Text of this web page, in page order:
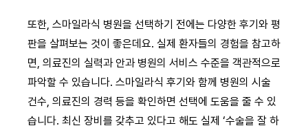
또한, 스마일라식 병원을 선택하기 전에는 다양한 후기와 평
판을 살펴보는 것이 좋은데요. 실제 환자들의 경험을 참고하
면, 의료진의 실력과 안과 병원의 서비스 수준을 객관적으로
파악할 수 있습니다. 스마일라식 후기와 함께 병원의 시술
건수, 의료진의 경력 등을 확인하면 선택에 도움을 줄 수 있
습니다. 최신 장비를 갖추고 있다고 해도 실제 ‘수술을 잘 하